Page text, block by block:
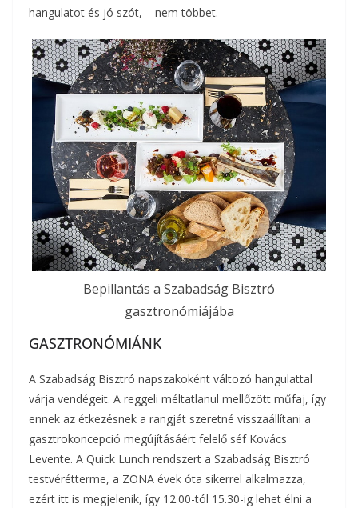
hangulatot és jó szót, – nem többet.
Bepillantás a Szabadság Bisztró
gasztronómiájába
GASZTRONÓMIÁNK
A Szabadság Bisztró napszakoként változó hangulattal
várja vendégeit. A reggeli méltatlanul mellőzött műfaj, így
ennek az étkezésnek a rangját szeretné visszaállítani a
gasztrokoncepció megújításáért felelő séf Kovács
Levente. A Quick Lunch rendszert a Szabadság Bisztró
testvérétterme, a ZONA évek óta sikerrel alkalmazza,
ezért itt is megjelenik, így 12.00-tól 15.30-ig lehet élni a